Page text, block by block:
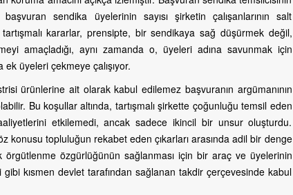
sendika üyelerinin sayısı şirketin çalışanlarının salt
kararlar, prensipte, bir sendikaya sağ düşürmek değil,
amaçladığı, aynı zamanda o, üyeleri adına savunmak için
üyeleri çekmeye çalışıyor.
ürünlerine ait olarak kabul edilemez başvuranın argümanının
Bu koşullar altında, tartışmalı şirkette çoğunluğu temsil eden
etkilemedi, ancak sadece ikincil bir unsur oluşturdu.
konusu topluluğun rekabet eden çıkarları arasında adil bir denge
örgütlenme özgürlüğünün sağlanması için bir araç ve üyelerinin
gibi kısmen devlet tarafından sağlanan takdir çerçevesinde kabul